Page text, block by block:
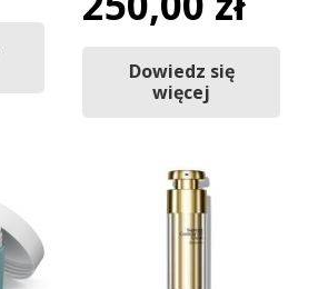
Dowiedz się
więcej